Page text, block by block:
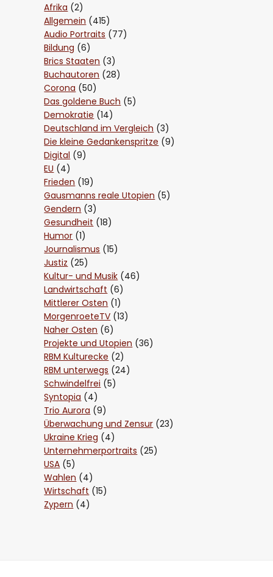
Afrika (2)
Allgemein (415)
Audio Portraits (77)
Bildung (6)
Brics Staaten (3)
Buchautoren (28)
Corona (50)
Das goldene Buch (5)
Demokratie (14)
Deutschland im Vergleich (3)
Die kleine Gedankenspritze (9)
Digital (9)
EU (4)
Frieden (19)
Gausmanns reale Utopien (5)
Gendern (3)
Gesundheit (18)
Humor (1)
Journalismus (15)
Justiz (25)
Kultur- und Musik (46)
Landwirtschaft (6)
Mittlerer Osten (1)
MorgenroeteTV (13)
Naher Osten (6)
Projekte und Utopien (36)
RBM Kulturecke (2)
RBM unterwegs (24)
Schwindelfrei (5)
Syntopia (4)
Trio Aurora (9)
Überwachung und Zensur (23)
Ukraine Krieg (4)
Unternehmerportraits (25)
USA (5)
Wahlen (4)
Wirtschaft (15)
Zypern (4)